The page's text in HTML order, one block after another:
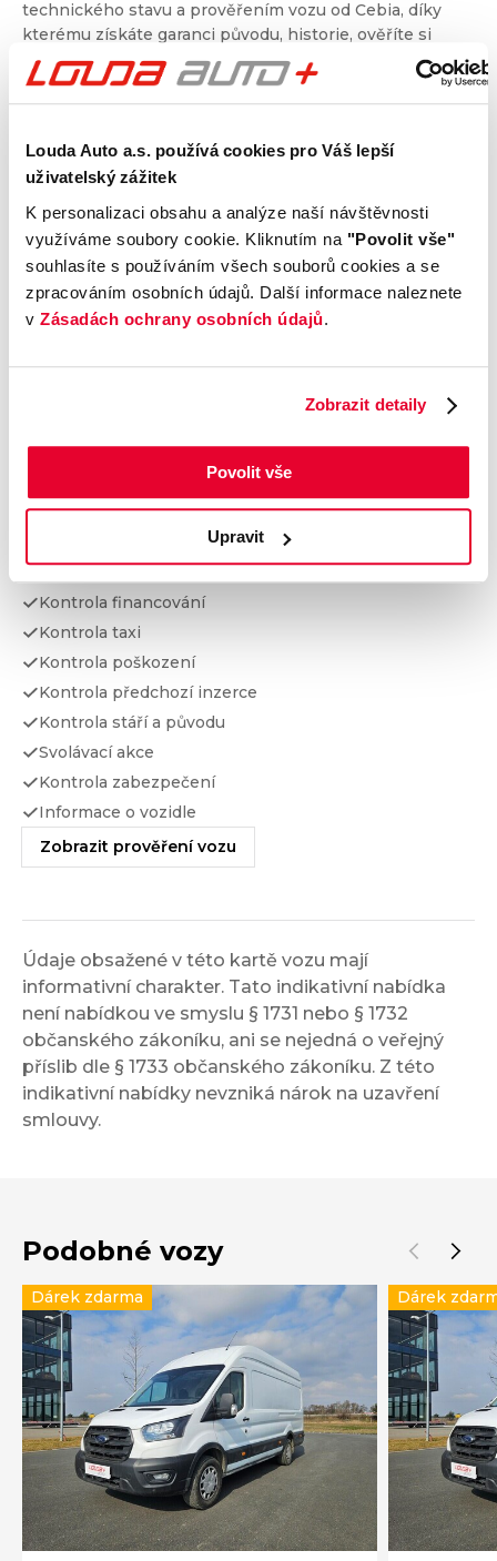
Louda Auto a.s. používá cookies pro Váš lepší
uživatelský zážitek
K personalizaci obsahu a analýze naší návštěvnosti
využíváme soubory cookie. Kliknutím na "Povolit vše"
souhlasíte s používáním všech souborů cookies a se
zpracováním osobních údajů. Další informace naleznete
v Zásadách ochrany osobních údajů.
Zobrazit detaily
Povolit vše
Upravit
technického stavu a prověřením vozu od Cebia, díky
kterému získáte garanci původu, historie, ověříte si
nájezd kilometrů a získáte i další informace. Dvojité
prověření pro jistotu při nákupu.
Kontrola technického stavu
Převodovka a spojka
Nápravy a podvozek
Výfuková soustava
Brzdy
Karoserie
Prověření vozu od Cebia
Kontrola najetých km
Kontrola odcizení
Kontrola financování
Kontrola taxi
Kontrola poškození
Kontrola předchozí inzerce
Kontrola stáří a původu
Svolávací akce
Kontrola zabezpečení
Informace o vozidle
Zobrazit prověření vozu
Údaje obsažené v této kartě vozu mají
informativní charakter. Tato indikativní nabídka
není nabídkou ve smyslu § 1731 nebo § 1732
občanského zákoníku, ani se nejedná o veřejný
příslib dle § 1733 občanského zákoníku. Z této
indikativní nabídky nevzniká nárok na uzavření
smlouvy.
Podobné vozy
Dárek zdarma Dárek